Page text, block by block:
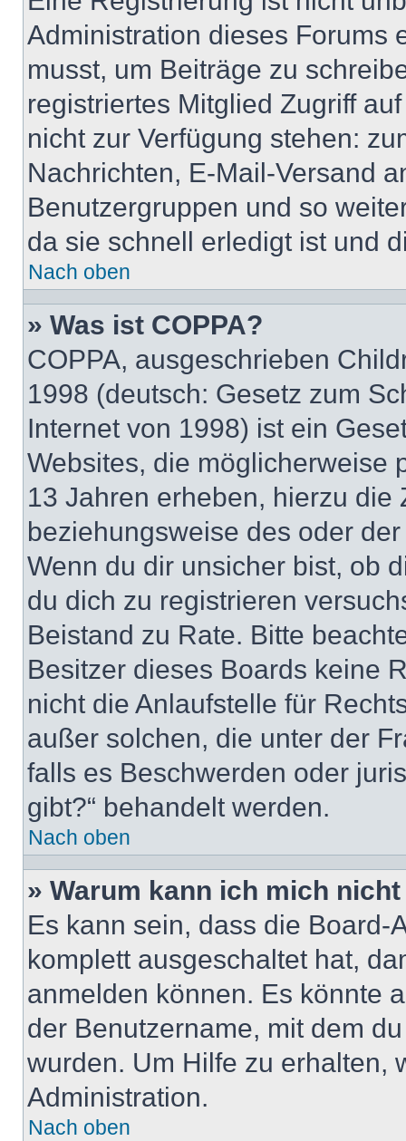
Administration dieses Forums
musst, um Beiträge zu
registriertes Mitglied Zugriff
nicht zur Verfügung stehen:
Nachrichten, E-Mail-Versand
Benutzergruppen und so
da sie schnell erledigt ist und
Nach oben
» Was ist COPPA?
COPPA, ausgeschrieben
1998 (deutsch: Gesetz zum
Internet von 1998) ist ein
Websites, die möglicherweise
13 Jahren erheben, hierzu die
beziehungsweise des oder
Wenn du dir unsicher bist, ob
du dich zu registrieren
Beistand zu Rate. Bitte
Besitzer dieses Boards keine
nicht die Anlaufstelle für
außer solchen, die unter der
falls es Beschwerden oder
gibt?“ behandelt werden.
Nach oben
» Warum kann ich mich
Es kann sein, dass die
komplett ausgeschaltet hat,
anmelden können. Es könnte
der Benutzername, mit dem
wurden. Um Hilfe zu erhalten,
Administration.
Nach oben